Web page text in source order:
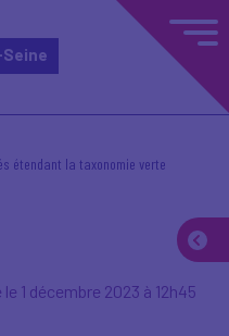
étendant la taxonomie verte
1 décembre 2023 à 12h45